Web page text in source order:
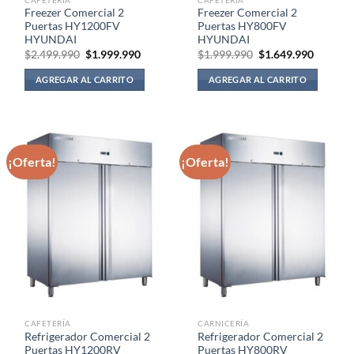
Freezer Comercial 2
Puertas HY1200FV
HYUNDAI
$2.499.990 El
original
era:
$2.499.990.
$1.999.990El
$1.999.990.
AGREGAR AL CARRITO
Freezer Comercial 2
Puertas HY800FV
HYUNDAI
$1.999.990 El
original
era:
$1.999.990.
$1.649.990El
AGREGAR AL CARRITO
¡Oferta!
CAFETERÍA
Refrigerador Comercial 2
Puertas HY1200RV
¡Oferta!
CARNICERÍA
Refrigerador Comercial 2
Puertas HY800RV